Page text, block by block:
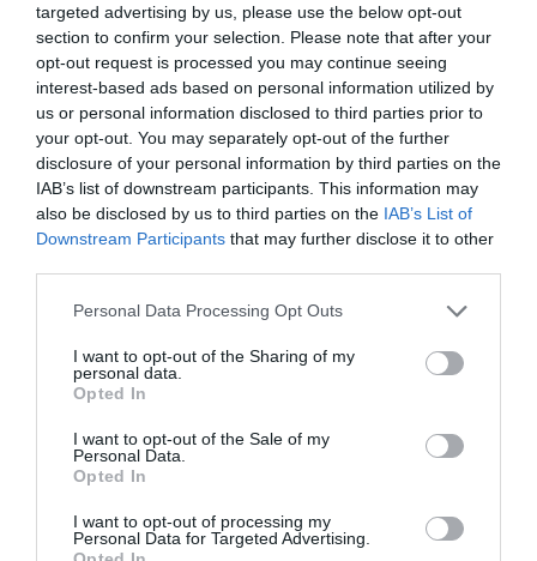
targeted advertising by us, please use the below opt-out
section to confirm your selection. Please note that after your
opt-out request is processed you may continue seeing
interest-based ads based on personal information utilized by
us or personal information disclosed to third parties prior to
your opt-out. You may separately opt-out of the further
disclosure of your personal information by third parties on the
IAB’s list of downstream participants. This information may
also be disclosed by us to third parties on the IAB’s List of
Downstream Participants that may further disclose it to other
Please note that this website/app uses one or more Google
not limited to your visit or usage behaviour. You may click to
grant or deny consent to Google and its third-party tags to
use your data for below specified purposes in below Google
consent section.
Personal Data Processing Opt Outs
I want to opt-out of the Sharing of my
personal data.
Opted In
I want to opt-out of the Sale of my
Personal Data.
Opted In
I want to opt-out of processing my
Personal Data for Targeted Advertising.
Shampoo Pepti-Boost 3’ (500ml)
Σαμπουάν χωρίς θειικά άλατα που καθαρίζει απαλά, ενώ ξεκινά την
επανόρθωση με κορεάτικα πεπτίδια & πρωτεΐνη ρυζιού.
Για πολύ ξηρά & κατεστραμμένα μαλλιά.
Hair Butter Pepti-Boost 1’ (250ml)
Πλούσια μάσκα σε μορφή butter. Ενυδατώνει σε βάθος και χαρίζει
απαλότητα & λάμψη σε μόλις 1 λεπτό.
Ορός άμεσης επανόρθωσης που δρα σε 5 δευτερόλεπτα! Κλειδώνει τη
θρέψη της μάσκας και χαρίζει άμεση λάμψη.
Silk & Keratin Finish Mask (300ml)
Leave-in μάσκα σε spray με κερατίνη & πρωτεΐνες μεταξιού.
Προστατεύει από τη θερμότητα.
Ενδυναμώνει λεπτές και ευαίσθητες τρίχες.